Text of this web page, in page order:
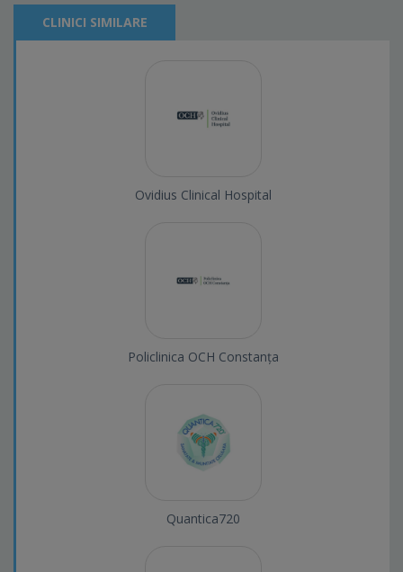
CLINICI SIMILARE
Ovidius Clinical Hospital
Policlinica OCH Constanța
Quantica720